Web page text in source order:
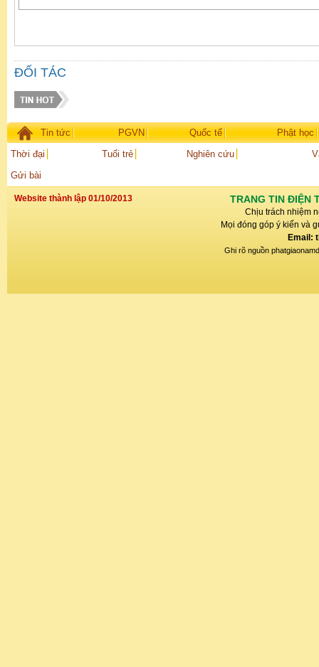
ĐỐI TÁC
Tin tức PGVN Quốc tế
Phật học
Thời đại
Tuổi trẻ Nghiên cứu
Gửi bài
Website thành lập 01/10/2013 TRANG TIN ĐIỆN
Chịu trách nhiệm
Mọi đóng góp ý kiến và
Email:
Ghi rõ nguồn